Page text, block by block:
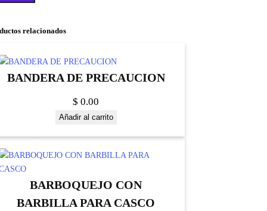
relacionados
BANDERA DE PRECAUCION
$ 0.00
Añadir al carrito
BARBOQUEJO CON
BARBILLA PARA CASCO